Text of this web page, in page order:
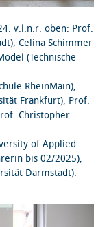
v.l.n.r. oben: Prof.
Celina Schimmer
(Technische
RheinMain),
Frankfurt), Prof.
Christopher
of Applied
bis 02/2025),
Darmstadt).